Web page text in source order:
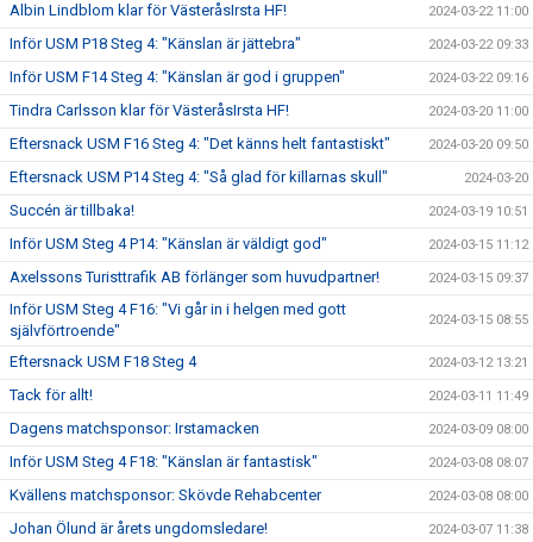
Albin Lindblom klar för VästeråsIrsta HF! 2024-03-22 11:00
Inför USM P18 Steg 4: "Känslan är jättebra" 2024-03-22 09:33
Inför USM F14 Steg 4: "Känslan är god i gruppen" 2024-03-22 09:16
Tindra Carlsson klar för VästeråsIrsta HF! 2024-03-20 11:00
Eftersnack USM F16 Steg 4: "Det känns helt fantastiskt" 2024-03-20 09:50
Eftersnack USM P14 Steg 4: "Så glad för killarnas skull" 2024-03-20
Succén är tillbaka! 2024-03-19 10:51
Inför USM Steg 4 P14: "Känslan är väldigt god" 2024-03-15 11:12
Axelssons Turisttrafik AB förlänger som huvudpartner! 2024-03-15 09:37
Inför USM Steg 4 F16: "Vi går in i helgen med gott
självförtroende"
2024-03-15 08:55
Eftersnack USM F18 Steg 4 2024-03-12 13:21
Tack för allt! 2024-03-11 11:49
Dagens matchsponsor: Irstamacken 2024-03-09 08:00
Inför USM Steg 4 F18: "Känslan är fantastisk" 2024-03-08 08:07
Kvällens matchsponsor: Skövde Rehabcenter 2024-03-08 08:00
Johan Ölund är årets ungdomsledare! 2024-03-07 11:38